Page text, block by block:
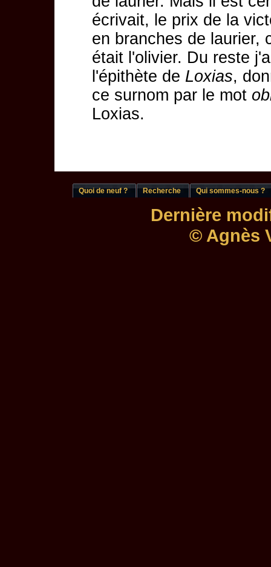
écrivait, le prix de la
en branches de laurier,
était l'olivier. Du reste
l'épithète de Loxias,
ce surnom par le mot
Loxias.
Quoi de neuf ? Recherche Qui sommes-nous ?
Dernière
© Agnès